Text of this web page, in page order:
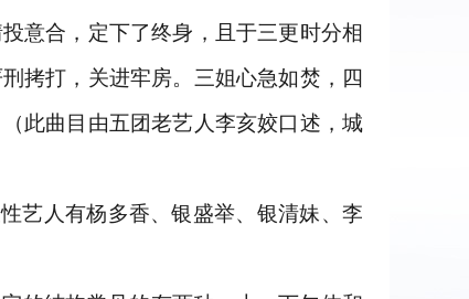
意合，定下了终身，且于三更时分相
拷打，关进牢房。三姐心急如焚，四
此曲目由五团老艺人李亥姣口述，城
艺人有杨多香、银盛举、银清妹、李